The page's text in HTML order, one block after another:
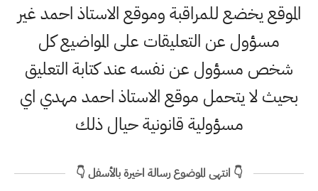
الموقع يخضع للمراقبة وموقع الاستاذ احمد غير
مسؤول عن التعليقات على المواضيع كل
شخص مسؤول عن نفسه عند كتابة التعليق
بحيث لا يتحمل موقع الاستاذ احمد مهدي اي
مسؤولية قانونية حيال ذلك
👇 انتهى الموضوع رسالة اخيرة بالأسفل 👇